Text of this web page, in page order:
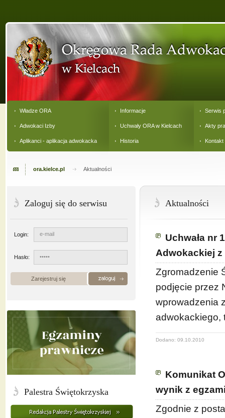
Władze ORA
Adwokaci Izby
Aplikanci - aplikacja adwokacka
Informacje
Uchwały ORA w Kielcach
Historia
Serwis
Akty
Kontakt
ora.kielce.pl Aktualności
Aktualności
Uchwała nr
Adwokackiej z
Zgromadzenie
podjęcie przez
wprowadzenia
adwokackiego,
Dodano: 09.10.2010
Komunikat
wynik z
Zgodnie z
Zaloguj się do serwisu
Login:
Hasło:
Zarejestruj się
Palestra Świętokrzyska